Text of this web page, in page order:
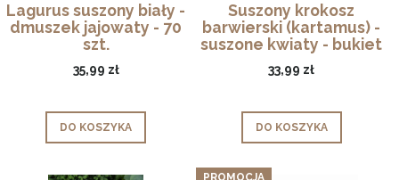
Lagurus suszony biały -
dmuszek jajowaty - 70
szt.
35,99 zł
DO KOSZYKA
Suszony krokosz
barwierski (kartamus) -
suszone kwiaty - bukiet
33,99 zł
DO KOSZYKA